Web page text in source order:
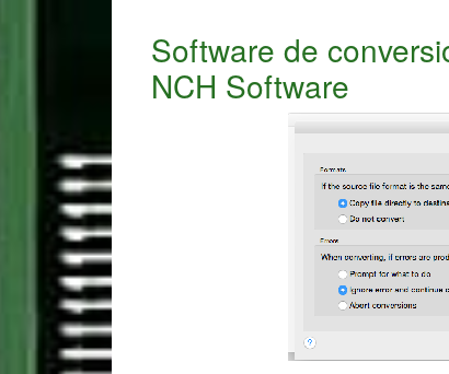
Software de
NCH Software